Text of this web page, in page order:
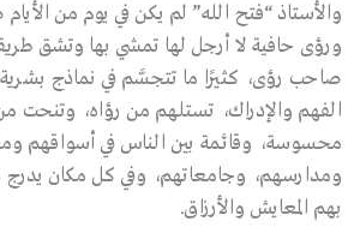
والأستاذ “فتح الله” لم يكن في يوم من
ورؤى حافية لا أرجل لها تمشي بها وتشق
صاحب رؤى، كثيرًا ما تتجسَّم في نماذج بشرية
الفهم والإدراك، تستلهم من رؤاه، وتنحت
محسوسة، وقائمة بين الناس في أسواقهم
ومدارسهم، وجامعاتهم، وفي كل مكان يدرج
بهم المعايش والأرزاق.